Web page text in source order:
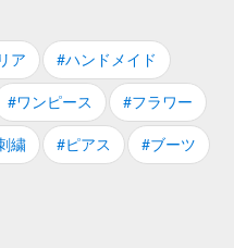
ア #ハンドメイド
#ワンピース #フラワー
繍 #ピアス #ブーツ